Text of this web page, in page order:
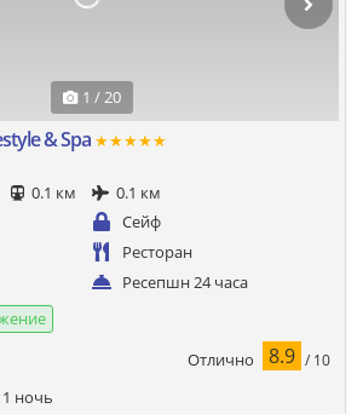
1 / 20
& Spa ★★★★★
0.1 км
0.1 км
Сейф
Ресторан
Ресепшн 24 часа
Отлично 8.9 / 10
1 ночь